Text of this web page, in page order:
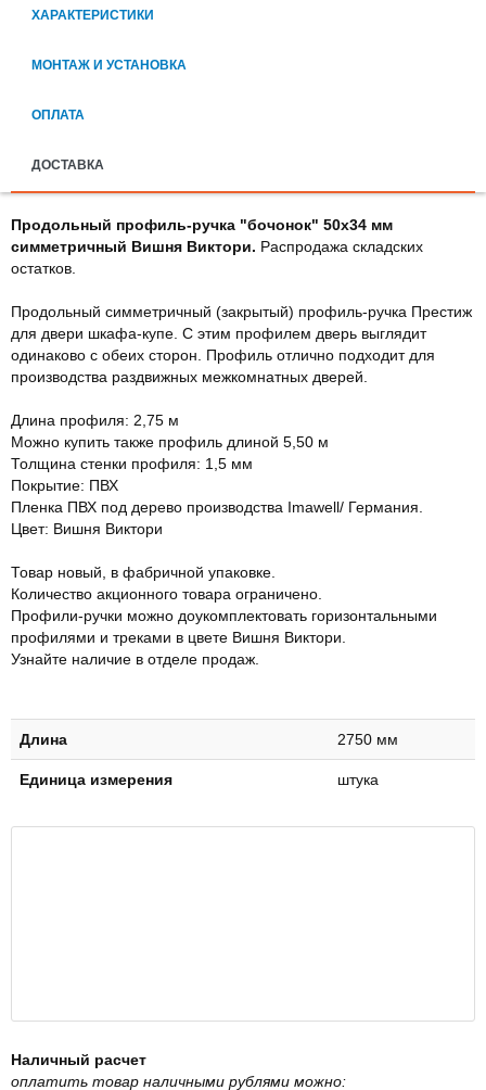
ХАРАКТЕРИСТИКИ
МОНТАЖ И УСТАНОВКА
ОПЛАТА
ДОСТАВКА
Продольный профиль-ручка "бочонок" 50х34 мм
симметричный Вишня Виктори. Распродажа складских
остатков.
Продольный симметричный (закрытый) профиль-ручка Престиж
для двери шкафа-купе. С этим профилем дверь выглядит
одинаково с обеих сторон. Профиль отлично подходит для
производства раздвижных межкомнатных дверей.
Длина профиля: 2,75 м
Можно купить также профиль длиной 5,50 м
Толщина стенки профиля: 1,5 мм
Покрытие: ПВХ
Пленка ПВХ под дерево производства Imawell/ Германия.
Цвет: Вишня Виктори
Товар новый, в фабричной упаковке.
Количество акционного товара ограничено.
Профили-ручки можно доукомплектовать горизонтальными
профилями и треками в цвете Вишня Виктори.
Узнайте наличие в отделе продаж.
Длина 2750 мм
Единица измерения штука
Наличный расчет
оплатить товар наличными рублями можно: